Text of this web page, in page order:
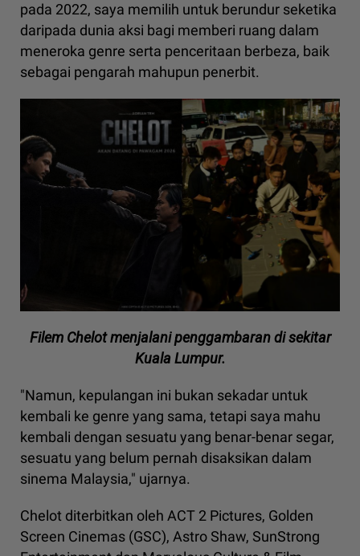
pada 2022, saya memilih untuk berundur seketika
daripada dunia aksi bagi memberi ruang dalam
meneroka genre serta penceritaan berbeza, baik
sebagai pengarah mahupun penerbit.
Filem Chelot menjalani penggambaran di sekitar
Kuala Lumpur.
"Namun, kepulangan ini bukan sekadar untuk
kembali ke genre yang sama, tetapi saya mahu
kembali dengan sesuatu yang benar-benar segar,
sesuatu yang belum pernah disaksikan dalam
sinema Malaysia," ujarnya.
Chelot diterbitkan oleh ACT 2 Pictures, Golden
Screen Cinemas (GSC), Astro Shaw, SunStrong